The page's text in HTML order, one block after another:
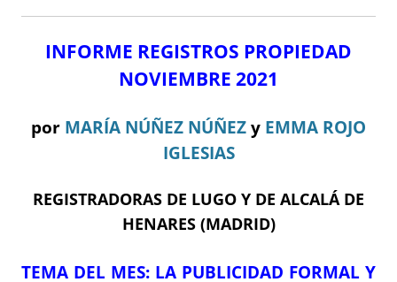
INFORME REGISTROS PROPIEDAD
NOVIEMBRE 2021
por MARÍA NÚÑEZ NÚÑEZ y EMMA ROJO
IGLESIAS
REGISTRADORAS DE LUGO Y DE ALCALÁ DE
HENARES (MADRID)
TEMA DEL MES: LA PUBLICIDAD FORMAL Y